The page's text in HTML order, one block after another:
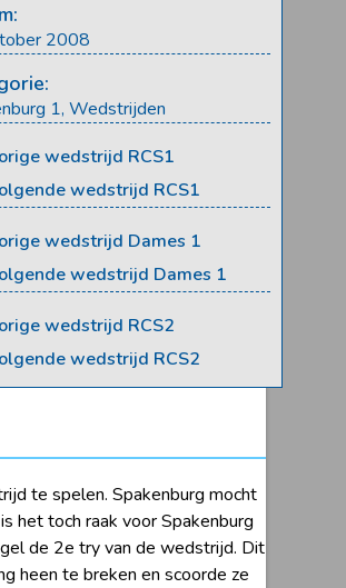
2008
1, Wedstrijden
wedstrijd RCS1
wedstrijd RCS1
wedstrijd Dames 1
wedstrijd Dames 1
wedstrijd RCS2
wedstrijd RCS2
te spelen. Spakenburg mocht
het toch raak voor Spakenburg
de 2e try van de wedstrijd. Dit
heen te breken en scoorde ze